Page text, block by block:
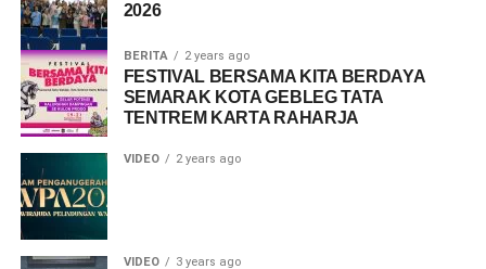
2026
BERITA 2 years ago
FESTIVAL BERSAMA KITA BERDAYA
SEMARAK KOTA GEBLEG TATA
TENTREM KARTA RAHARJA
VIDEO 2 years ago
VIDEO 3 years ago